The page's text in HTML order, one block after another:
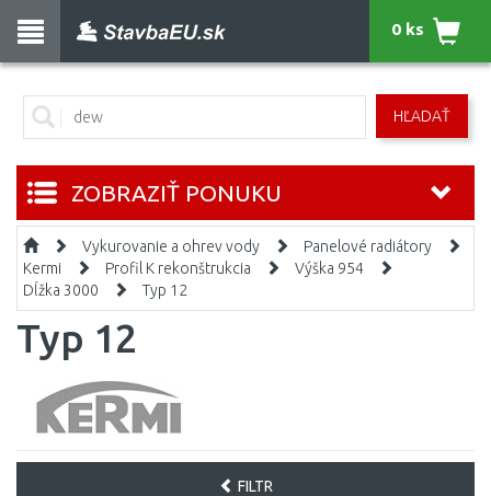
HĽADAŤ
0 ks
ZOBRAZIŤ PONUKU
Vykurovanie a ohrev vody
Panelové radiátory
Kermi
Profil K rekonštrukcia
Výška 954
Dĺžka 3000
Typ 12
Typ 12
FILTR